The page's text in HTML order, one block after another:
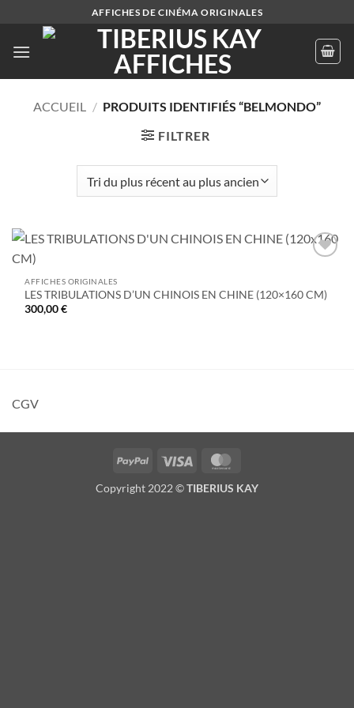
contenu
AFFICHES DE CINÉMA ORIGINALES
ACCUEIL / PRODUITS IDENTIFIÉS “BELMONDO”
FILTRER
de
souhaits
AFFICHES ORIGINALES
LES TRIBULATIONS D’UN CHINOIS EN CHINE (120×160 CM)
300,00€
CGV
PayPal Visa
Copyright 2022 ©TIBERIUS KAY